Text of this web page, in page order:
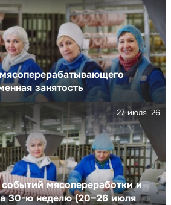
занятость
мясопереработки и
30-ю неделю (20–26 июля
27 июля '26